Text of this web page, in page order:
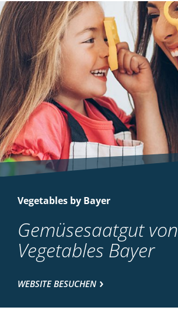
Vegetables by Bayer
Gemüsesaatgut von
Vegetables Bayer
WEBSITE BESUCHEN